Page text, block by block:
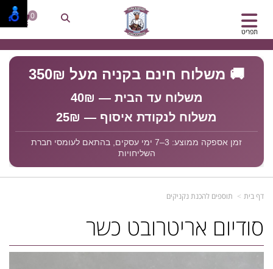
🚚 משלוח חינם בקניה מעל 350₪
משלוח עד הבית — 40₪
משלוח לנקודת איסוף — 25₪
זמן אספקה ממוצע: 3–7 ימי עסקים, בהתאם לעומסי חברת
השליחויות
תפריט
0
דף בית תוספים להכנת נקניקים
סודיום אריטרובט כשר